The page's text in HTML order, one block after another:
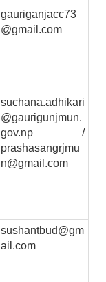
gauriganjacc73
@gmail.com
suchana.adhikari
@gaurigunjmun.
gov.np /
prashasangrjmu
n@gmail.com
sushantbud@gm
ail.com